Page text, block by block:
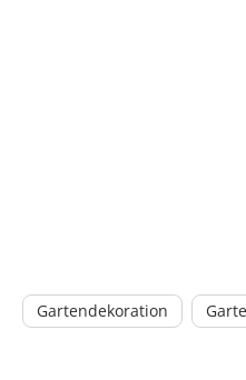
Gartendekoration